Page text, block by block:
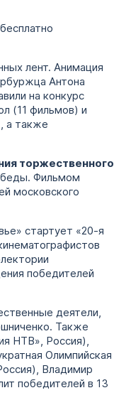
лент. Анимация
Антона
на конкурс
(11 фильмов) и
а также
торжественного
Фильмом
московского
стартует «20-я
победителей
деятели,
Также
НТВ», Россия),
Олимпийская
Владимир
победителей в 13